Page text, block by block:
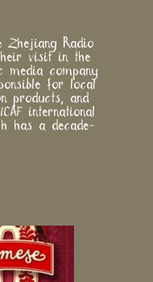
Zhejiang Radio
visit in the
media company
for local
products, and
international
has a decade-